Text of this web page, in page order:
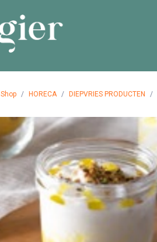
Shop HORECA DIEPVRIES PRODUCTEN